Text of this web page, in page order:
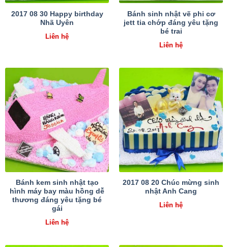
2017 08 30 Happy birthday
Nhã Uyên
Liên hệ
Bánh sinh nhật vẽ phi cơ
jett tia chớp đáng yêu tặng
bé trai
Liên hệ
Bánh kem sinh nhật tạo
hình máy bay màu hồng dễ
thương đáng yêu tặng bé
gái
Liên hệ
2017 08 20 Chúc mừng sinh
nhật Anh Cang
Liên hệ